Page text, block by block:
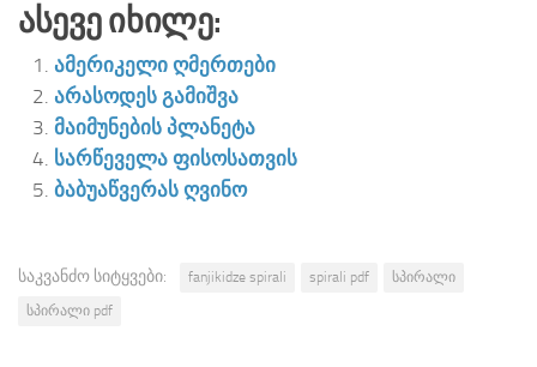
Ასევე Იხილე:
ამერიკელი ღმერთები
არასოდეს გამიშვა
მაიმუნების პლანეტა
სარწეველა ფისოსათვის
ბაბუაწვერას ღვინო
საკვანძო სიტყვები: fanjikidze spirali spirali pdf
სპირალი
სპირალი pdf